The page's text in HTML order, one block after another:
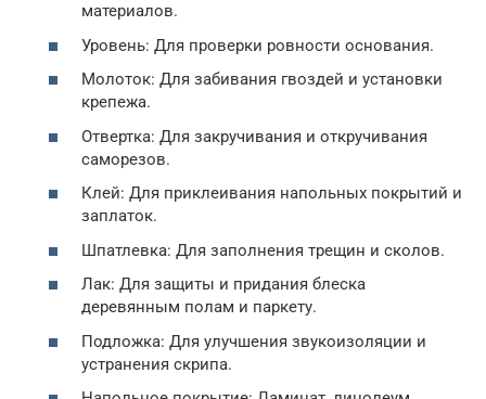
материалов.
Уровень: Для проверки ровности основания.
Молоток: Для забивания гвоздей и установки
крепежа.
Отвертка: Для закручивания и откручивания
саморезов.
Клей: Для приклеивания напольных покрытий и
заплаток.
Шпатлевка: Для заполнения трещин и сколов.
Лак: Для защиты и придания блеска
деревянным полам и паркету.
Подложка: Для улучшения звукоизоляции и
устранения скрипа.